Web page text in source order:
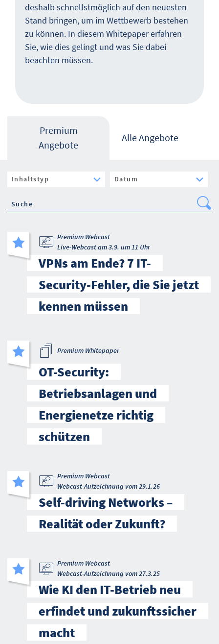
deshalb schnellstmöglich auf den neuesten
Stand bringen, um im Wettbewerb bestehen
zu können. In diesem Whitepaper erfahren
Sie, wie dies gelingt und was Sie dabei
beachten müssen.
Premium
Angebote
Alle Angebote
Premium Webcast
Live-Webcast am 3.9. um 11 Uhr
VPNs am Ende? 7 IT-
Security-Fehler, die Sie jetzt
kennen müssen
Premium Whitepaper
OT-Security:
Betriebsanlagen und
Energienetze richtig
schützen
Premium Webcast
Webcast-Aufzeichnung vom 29.1.26
Self-driving Networks –
Realität oder Zukunft?
Premium Webcast
Webcast-Aufzeichnung vom 27.3.25
Wie KI den IT-Betrieb neu
erfindet und zukunftssicher
macht